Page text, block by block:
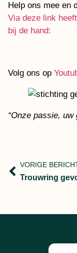
Help ons mee en
Via deze link
bij de hand:
Volg ons op
“Onze passie, uw
VORIGE